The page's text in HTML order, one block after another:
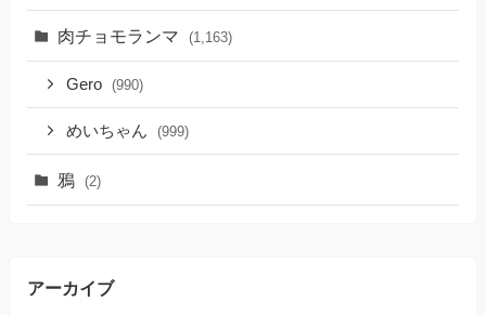
肉チョモランマ (1,163)
Gero (990)
めいちゃん (999)
鴉 (2)
アーカイブ